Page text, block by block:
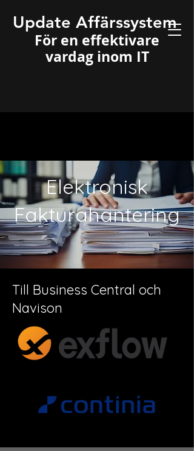
Update Affärssystem
För en effektivare
vardag inom IT
Elektronisk
Fakturahantering
Till Business Central och
Navison